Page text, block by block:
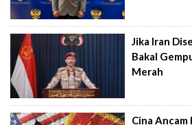
Jika Iran
Bakal
Merah
Cina Ancam